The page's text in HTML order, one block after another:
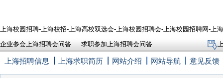
上海校园招聘-上海校招-上海高校双选会-上海校园招聘会-上海校园招聘网-上
企业参会上海招聘会问答 求职参加上海招聘会问答
上海招聘信息 上海求职简历 网站介绍 网站导航 意见反馈